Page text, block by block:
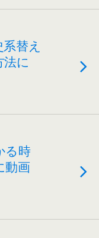
系替え
に
る時
動画